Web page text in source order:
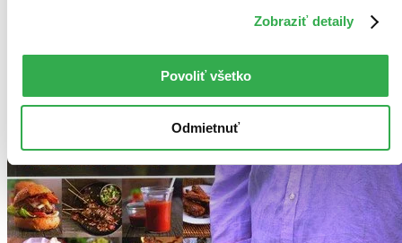
Zobraziť detaily
Povoliť všetko
Odmietnuť